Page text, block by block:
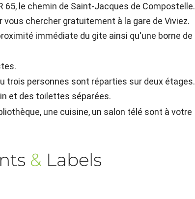
65, le chemin de Saint-Jacques de Compostelle.
chercher gratuitement à la gare de Viviez.
immédiate du gite ainsi qu'une borne de
trois personnes sont réparties sur deux étages.
et des toilettes séparées.
une cuisine, un salon télé sont à votre
& Labels